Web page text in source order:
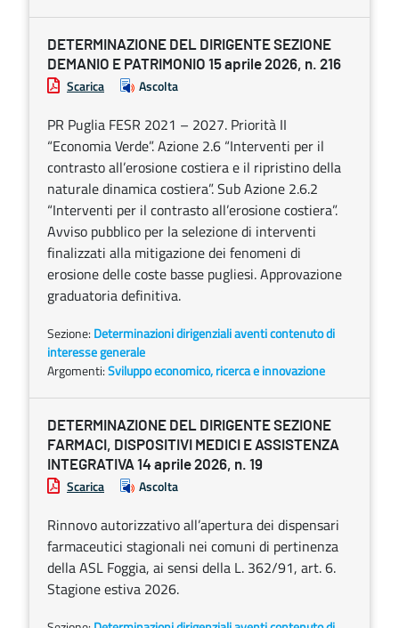
DETERMINAZIONE DEL DIRIGENTE SEZIONE
DEMANIO E PATRIMONIO 15 aprile 2026, n. 216
Scarica Ascolta
PR Puglia FESR 2021 – 2027. Priorità II
“Economia Verde”. Azione 2.6 “Interventi per il
contrasto all’erosione costiera e il ripristino della
naturale dinamica costiera”. Sub Azione 2.6.2
“Interventi per il contrasto all’erosione costiera”.
Avviso pubblico per la selezione di interventi
finalizzati alla mitigazione dei fenomeni di
erosione delle coste basse pugliesi. Approvazione
graduatoria definitiva.
Sezione: Determinazioni dirigenziali aventi contenuto di
interesse generale
Argomenti:Sviluppo economico, ricerca e innovazione
DETERMINAZIONE DEL DIRIGENTE SEZIONE
FARMACI, DISPOSITIVI MEDICI E ASSISTENZA
INTEGRATIVA 14 aprile 2026, n. 19
Scarica Ascolta
Rinnovo autorizzativo all’apertura dei dispensari
farmaceutici stagionali nei comuni di pertinenza
della ASL Foggia, ai sensi della L. 362/91, art. 6.
Stagione estiva 2026.